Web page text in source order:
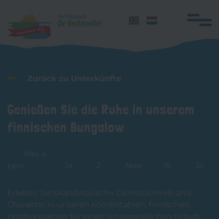
Home
Gruppen
Einrichtungen
Schwimmunterricht
Lageplan
Zurück zu Unterkünfte
Genießen Sie die Ruhe in unserem
finnischen Bungalow
Max 4
pers.
Ja 2 Nee 16 Ja
Erleben Sie skandinavische Gemütlichkeit und
Charakter in unseren komfortablen, finnischen
Holzbungalows für einen unvergesslichen Urlaub